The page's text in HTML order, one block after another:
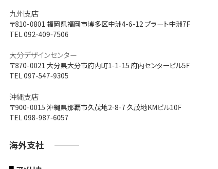
九州支店
〒810-0801 福岡県福岡市博多区中洲4-6-12 プラート中洲7F
TEL 092-409-7506
大分デザインセンター
〒870-0021 大分県大分市府内町1-1-15 府内センタービル5F
TEL 097-547-9305
沖縄支店
〒900-0015 沖縄県那覇市久茂地2-8-7 久茂地KMビル10F
TEL 098-987-6057
海外支社